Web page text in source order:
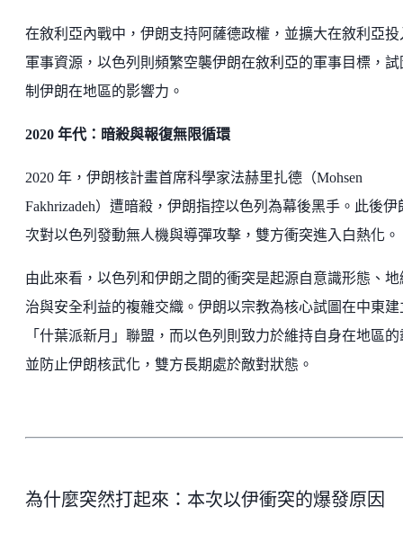
在敘利亞內戰中，伊朗支持阿薩德政權，並擴大在敘利亞投
軍事資源，以色列則頻繁空襲伊朗在敘利亞的軍事目標，試
制伊朗在地區的影響力。
2020 年代：暗殺與報復無限循環
2020 年，伊朗核計畫首席科學家法赫里扎德（Mohsen
Fakhrizadeh）遭暗殺，伊朗指控以色列為幕後黑手。此後伊
次對以色列發動無人機與導彈攻擊，雙方衝突進入白熱化。
由此來看，以色列和伊朗之間的衝突是起源自意識形態、地
治與安全利益的複雜交織。伊朗以宗教為核心試圖在中東建
「什葉派新月」聯盟，而以色列則致力於維持自身在地區的
並防止伊朗核武化，雙方長期處於敵對狀態。
為什麼突然打起來：本次以伊衝突的爆發原因